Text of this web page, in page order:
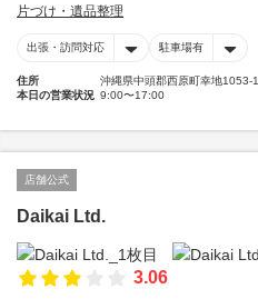
片づけ・遺品整理
出張・訪問対応 駐車場有
住所
沖縄県中頭郡西原町幸地1053-1
本日の営業状況 9:00〜17:00
店舗公式
Daikai Ltd.
3.06